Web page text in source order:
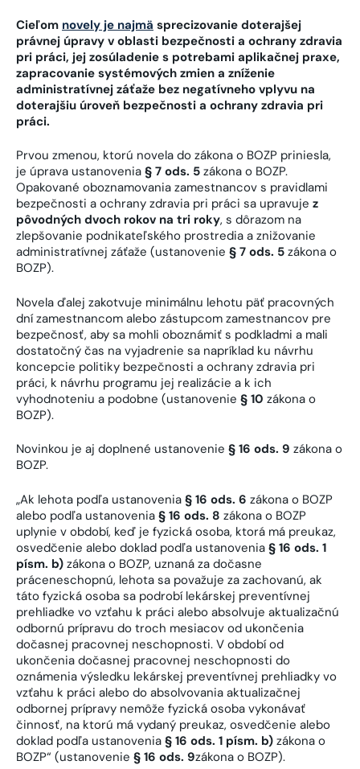
Cieľom novely je najmä sprecizovanie doterajšej
právnej úpravy v oblasti bezpečnosti a ochrany zdravia
pri práci, jej zosúladenie s potrebami aplikačnej praxe,
zapracovanie systémových zmien a zníženie
administratívnej záťaže bez negatívneho vplyvu na
doterajšiu úroveň bezpečnosti a ochrany zdravia pri
práci.
Prvou zmenou, ktorú novela do zákona o BOZP priniesla,
je úprava ustanovenia § 7 ods. 5 zákona o BOZP.
Opakované oboznamovania zamestnancov s pravidlami
bezpečnosti a ochrany zdravia pri práci sa upravuje z
pôvodných dvoch rokov na tri roky, s dôrazom na
zlepšovanie podnikateľského prostredia a znižovanie
administratívnej záťaže (ustanovenie § 7 ods. 5 zákona o
BOZP).
Novela ďalej zakotvuje minimálnu lehotu päť pracovných
dní zamestnancom alebo zástupcom zamestnancov pre
bezpečnosť, aby sa mohli oboznámiť s podkladmi a mali
dostatočný čas na vyjadrenie sa napríklad ku návrhu
koncepcie politiky bezpečnosti a ochrany zdravia pri
práci, k návrhu programu jej realizácie a k ich
vyhodnoteniu a podobne (ustanovenie § 10 zákona o
BOZP).
Novinkou je aj doplnené ustanovenie § 16 ods. 9 zákona o
BOZP.
„Ak lehota podľa ustanovenia § 16 ods. 6 zákona o BOZP
alebo podľa ustanovenia § 16 ods. 8 zákona o BOZP
uplynie v období, keď je fyzická osoba, ktorá má preukaz,
osvedčenie alebo doklad podľa ustanovenia § 16 ods. 1
písm. b) zákona o BOZP, uznaná za dočasne
práceneschopnú, lehota sa považuje za zachovanú, ak
táto fyzická osoba sa podrobí lekárskej preventívnej
prehliadke vo vzťahu k práci alebo absolvuje aktualizačnú
odbornú prípravu do troch mesiacov od ukončenia
dočasnej pracovnej neschopnosti. V období od
ukončenia dočasnej pracovnej neschopnosti do
oznámenia výsledku lekárskej preventívnej prehliadky vo
vzťahu k práci alebo do absolvovania aktualizačnej
odbornej prípravy nemôže fyzická osoba vykonávať
činnosť, na ktorú má vydaný preukaz, osvedčenie alebo
doklad podľa ustanovenia § 16 ods. 1 písm. b) zákona o
BOZP“ (ustanovenie § 16 ods. 9zákona o BOZP).